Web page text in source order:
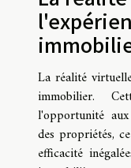
La réalité
immobilier.
l'opportunité
des propriétés,
efficacité